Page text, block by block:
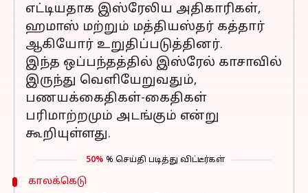
எட்டியதாக இஸ்ரேலிய அதிகாரிகள்,
ஹமாஸ் மற்றும் மத்தியஸ்தர் கத்தார்
ஆகியோர் உறுதிப்படுத்தினர்.
இந்த ஒப்பந்தத்தில் இஸ்ரேல் காசாவில்
இருந்து வெளியேறுவதும்,
பணயக்கைதிகள்-கைதிகள்
பரிமாற்றமும் அடங்கும் என்று
கூறியுள்ளது.
50% % செய்தி படித்து விட்டீர்கள்
காலக்கெடு